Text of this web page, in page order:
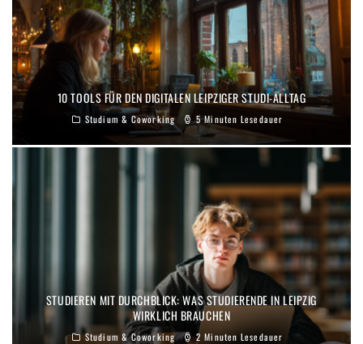
10 TOOLS FÜR DEN DIGITALEN LEIPZIGER STUDI-ALLTAG
Studium & Coworking 5 Minuten Lesedauer
STUDIEREN MIT DURCHBLICK: WAS STUDIERENDE IN LEIPZIG
WIRKLICH BRAUCHEN
Studium & Coworking 2 Minuten Lesedauer